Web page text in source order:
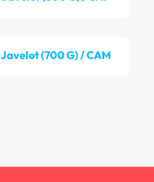
Javelot (700 G) / CAM